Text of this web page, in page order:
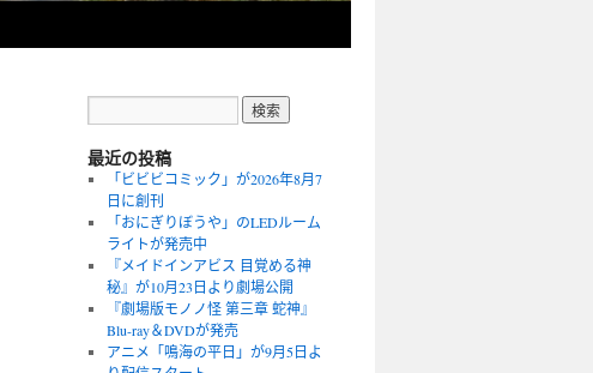
最近の投稿
「ビビビコミック」が2026年8月7
日に創刊
「おにぎりぼうや」のLEDルーム
ライトが発売中
『メイドインアビス 目覚める神
秘』が10月23日より劇場公開
『劇場版モノノ怪 第三章 蛇神』
Blu-ray＆DVDが発売
アニメ「鳴海の平日」が9月5日よ